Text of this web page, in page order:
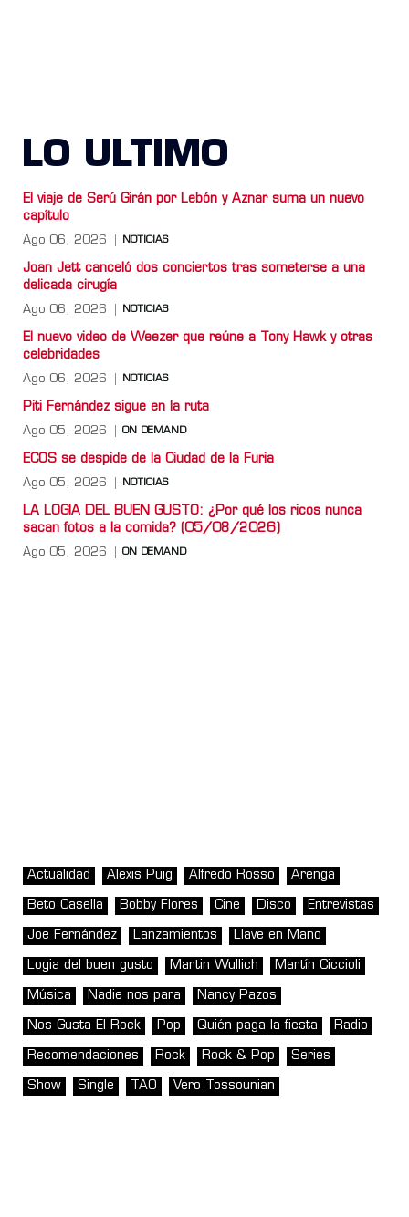
LO ULTIMO
El viaje de Serú Girán por Lebón y Aznar suma un nuevo
capítulo
Ago 06, 2026 NOTICIAS
Joan Jett canceló dos conciertos tras someterse a una
delicada cirugía
Ago 06, 2026 NOTICIAS
El nuevo video de Weezer que reúne a Tony Hawk y otras
celebridades
Ago 06, 2026 NOTICIAS
Piti Fernández sigue en la ruta
Ago 05, 2026 ON DEMAND
ECOS se despide de la Ciudad de la Furia
Ago 05, 2026 NOTICIAS
LA LOGIA DEL BUEN GUSTO: ¿Por qué los ricos nunca
sacan fotos a la comida? (05/08/2026)
Ago 05, 2026 ON DEMAND
Actualidad Alexis Puig Alfredo Rosso Arenga
Beto Casella Bobby Flores Cine Disco Entrevistas
Joe Fernández Lanzamientos Llave en Mano
Logia del buen gusto Martin Wullich Martín Ciccioli
Música Nadie nos para Nancy Pazos
Nos Gusta El Rock Pop Quién paga la fiesta Radio
Recomendaciones Rock Rock & Pop Series
Show Single TAO Vero Tossounian